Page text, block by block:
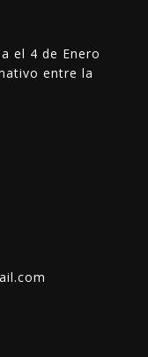
el 4 de Enero
entre la